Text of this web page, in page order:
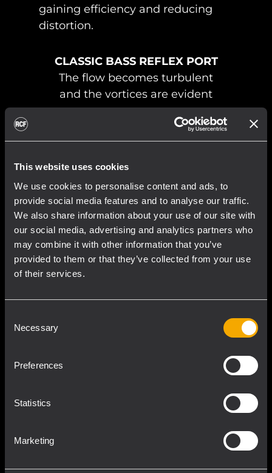
This website uses cookies
We use cookies to personalise content and ads, to
provide social media features and to analyse our traffic.
We also share information about your use of our site with
our social media, advertising and analytics partners who
may combine it with other information that you’ve
provided to them or that they’ve collected from your use
of their services.
Selection
Necessary
Preferences
Statistics
Marketing
gaining efficiency and reducing
distortion.
CLASSIC BASS REFLEX PORT
The flow becomes turbulent
and the vortices are evident
LAMINAR FLOW VENTED PORT
Good aerodynamic behaviour of the air
(laminar), gaining efficiency and reducing